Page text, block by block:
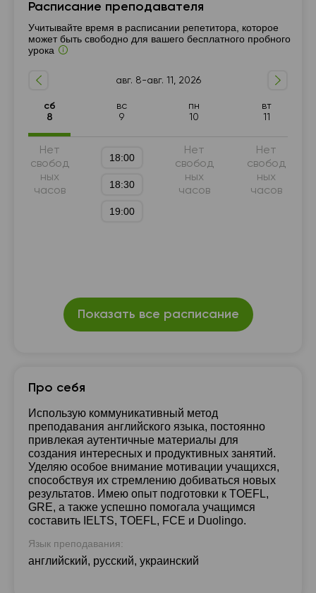
Подготовка к НМТ (ЗНО) TOEFL, IELTS
10 - 11-й класс Разговорный язык В1-В2
Грамматика
Английский для IT Английский для знакомств
Расписание преподавателя
Учитывайте время в расписании репетитора, которое
может быть свободно для вашего бесплатного пробного
урока
авг. 8-авг. 11, 2026
сб
8
вс
9
пн
10
вт
11
Нет
свобод
ных
часов
18:00
18:30
19:00
Нет
свобод
ных
часов
Нет
свобод
ных
часов
Показать все расписание
Про себя
Использую коммуникативный метод
преподавания английского языка, постоянно
привлекая аутентичные материалы для
создания интересных и продуктивных занятий.
Уделяю особое внимание мотивации учащихся,
способствуя их стремлению добиваться новых
результатов. Имею опыт подготовки к TOEFL,
GRE, а также успешно помогала учащимся
составить IELTS, TOEFL, FCE и Duolingo.
Язык преподавания:
английский, русский, украинский